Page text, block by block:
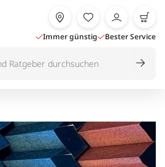
Immer günstig Bester Service